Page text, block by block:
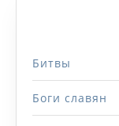
Битвы
Боги славян